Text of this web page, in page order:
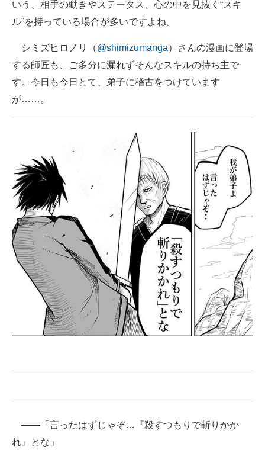
スマホと通信の最新トレンド
進化するPCとデバイスの未来
好きが集まる 比べて選べる
ビジネスと働き方のヒント
AI活用のいまが分かる
経営リーダーのコミュニティ
マーケ×ITの今がよく分かる
ITエンジニア向け専門サイト
企業向けIT製品の総合サイト
IT製品の技術・比較・事例
製造業のIT導入・活用を支援
モノづくり技術者専門サイト
エレクトロニクス専門サイト
いう、相手の動きやステータス、心の中を見抜く“スキ
ル”を持っている場合が多いですよね。
シミズヒロノリ（@shimizumanga）さんの漫画に登場
する師匠も、ご多分に漏れずそんなスキルの持ち主で
す。今日も今日とて、弟子に稽古をつけています
が……。
――「言ったはずじゃぞ…『殺すつもりで斬りかか
れ』とな」